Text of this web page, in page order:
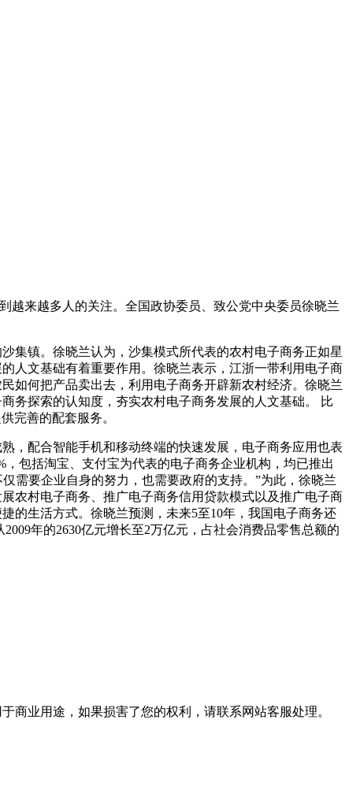
越来越多人的关注。全国政协委员、致公党中央委员徐晓兰
集镇。徐晓兰认为，沙集模式所代表的农村电子商务正如星
人文基础有着重要作用。徐晓兰表示，江浙一带利用电子商
如何把产品卖出去，利用电子商务开辟新农村经济。徐晓兰
务探索的认知度，夯实农村电子商务发展的人文基础。 比
完善的配套服务。
，配合智能手机和移动终端的快速发展，电子商务应用也表
包括淘宝、支付宝为代表的电子商务企业机构，均已推出
需要企业自身的努力，也需要政府的支持。”为此，徐晓兰
农村电子商务、推广电子商务信用贷款模式以及推广电子商
的生活方式。徐晓兰预测，未来5至10年，我国电子商务还
年的2630亿元增长至2万亿元，占社会消费品零售总额的
商业用途，如果损害了您的权利，请联系网站客服处理。